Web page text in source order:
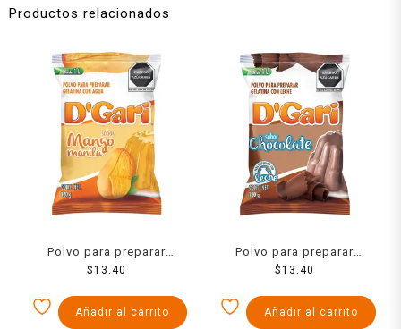
Productos relacionados
Polvo para preparar
gelatina D´Gari de agua
$13.40
Añadir al carrito
Polvo para preparar
gelatina D´Gari de leche
$13.40
Añadir al carrito